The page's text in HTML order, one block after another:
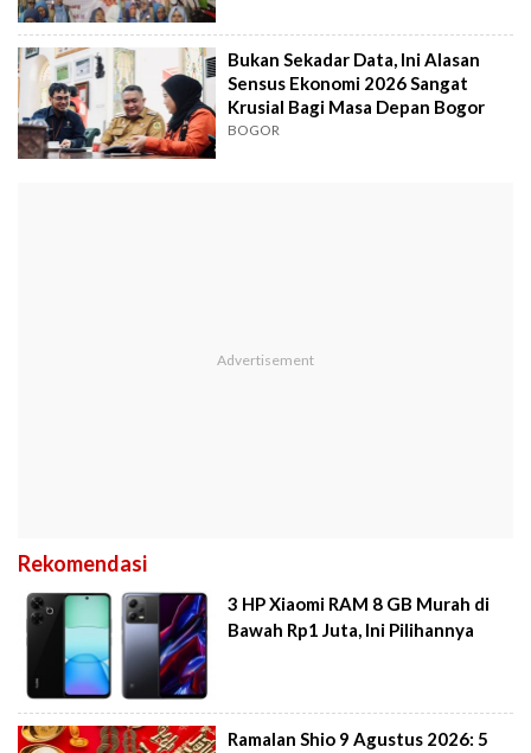
Bukan Sekadar Data, Ini Alasan
Sensus Ekonomi 2026 Sangat
Krusial Bagi Masa Depan Bogor
BOGOR
Rekomendasi
3 HP Xiaomi RAM 8 GB Murah di
Bawah Rp1 Juta, Ini Pilihannya
Ramalan Shio 9 Agustus 2026: 5